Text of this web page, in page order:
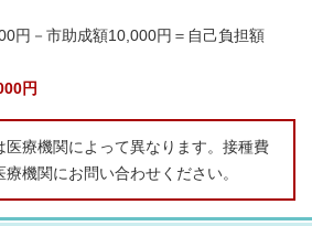
円－市助成額10,000円＝自己負担額
円
医療機関によって異なります。接種費
機関にお問い合わせください。